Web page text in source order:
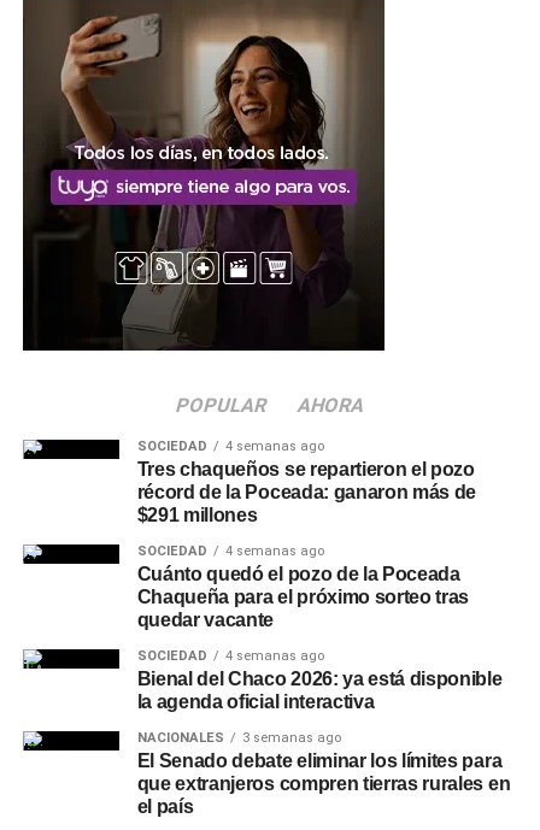
Una articulación entre
distintos organismos
El funcionario provincial subrayó que resulta fundamental
abordar la problemática desde diferentes puntos, en el
marco de la articulación que se da entre el Poder
Ejecutivo y el órgano de justicia, tanto municipal como
provincial. Esa mirada conjunta fue uno de los ejes
centrales del encuentro, que buscó ordenar los próximos
pasos en materia de controles, capacitaciones y
prevención vial.
encuentro
De la reunión participaron el intendente de Charata,
; la jueza de Faltas Provincial, Eliana López
Piccilli; la jueza de Faltas Municipal, Gimena Vázquez; el
director de Zona Interior Charata, Antonio Rudaz; el
secretario de Tránsito, Carlos Aoad; el jefe del 911, Juan
Antonio Cabrera; el representante de Policía Caminera,
Mario Sosa, y el presidente del Concejo Municipal,
Alejandro Barcala.
Más noticias de Charata enCharataChaco.Net.
POPULAR AHORA
SOCIEDAD 4 semanas ago
Tres chaqueños se repartieron el pozo
récord de la Poceada: ganaron más de
$291 millones
SOCIEDAD 4 semanas ago
Cuánto quedó el pozo de la Poceada
Chaqueña para el próximo sorteo tras
quedar vacante
SOCIEDAD 4 semanas ago
Bienal del Chaco 2026: ya está disponible
la agenda oficial interactiva
NACIONALES 3 semanas ago
El Senado debate eliminar los límites para
que extranjeros compren tierras rurales en
el país